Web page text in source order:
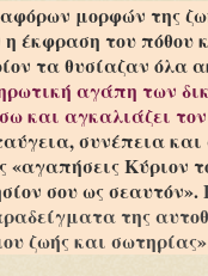
μορφών της
έκφραση του πόθου
τα θυσίαζαν όλα
αγάπη των
και αγκαλιάζει
συνέπεια
«αγαπήσεις Κύριον
σου ως σεαυτόν».
της
ζωής και